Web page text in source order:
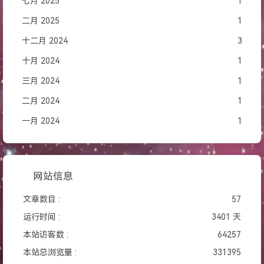
二月 2025 1
十二月 2024 3
十月 2024 1
三月 2024 1
二月 2024 1
一月 2024 1
网站信息
文章数目 :
57
运行时间 :
3401 天
本站访客数 :
64257
本站总浏览量 :
331395